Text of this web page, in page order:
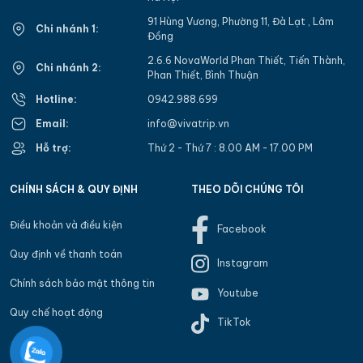
khu quanh Vườn quốc gia Ba Vì,
các resort/villa trên sườn núi.
Muốn kết hợp vui chơi sinh thái, suối, thác → chọn
cụm Thiên Sơn – Suối Ngà, Khoang Xanh – Suối
Tiên và lân cận
Thời tiết Ba Vì là khí hậu nhiệt đới gió mùa vùng núi
thấp, mát hơn Hà Nội, có mùa khô – mưa rõ rệt; mỗi
2. Các khu vực chính khi đặt
villa Ba Vì
Chi nhánh 1:
91 Hùng Vương, Phường 11, Đà Lạt , Lâm
Đồng
Chi nhánh 2:
2.6.6 NovaWorld Phan Thiết, Tiến Thành,
Phan Thiết, Bình Thuận
Hotline:
0942.988.699
Email:
info@vivatrip.vn
Hỗ trợ:
Thứ 2 - Thứ 7 : 8.00 AM - 17.00 PM
CHÍNH SÁCH & QUY ĐỊNH
Điều khoản và điều kiện
Quy định về thanh toán
Chính sách bảo mật thông tin
Quy chế hoạt động
THEO DÕI CHÚNG TÔI
Facebook
Instagram
Youtube
TikTok